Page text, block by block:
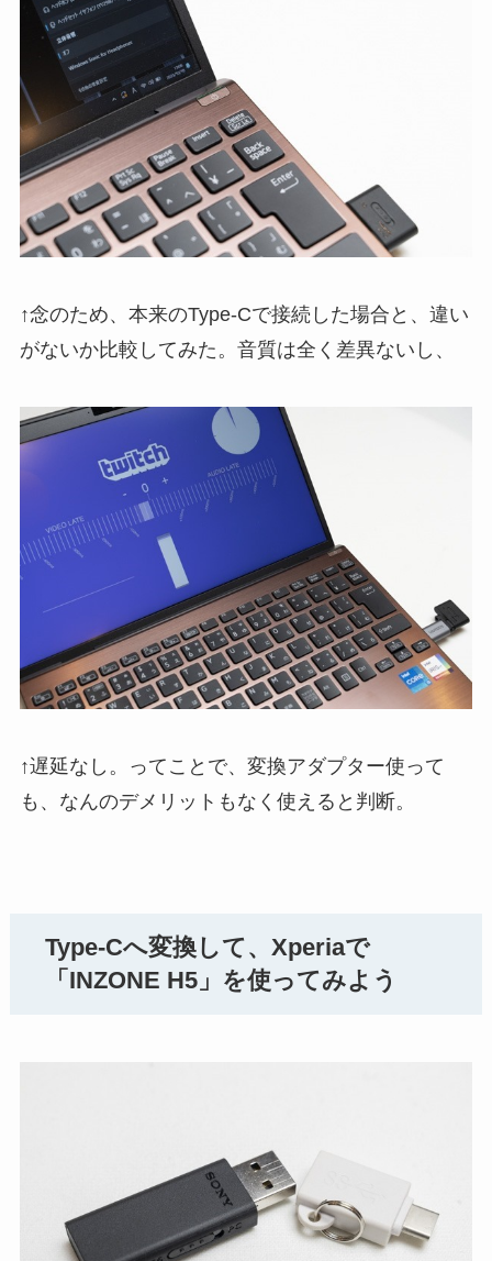
↑念のため、本来のType-Cで接続した場合と、違い
がないか比較してみた。音質は全く差異ないし、
↑遅延なし。ってことで、変換アダプター使って
も、なんのデメリットもなく使えると判断。
Type-Cへ変換して、Xperiaで
「INZONE H5」を使ってみよう